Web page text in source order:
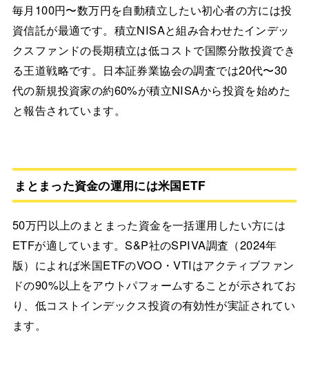
毎月100円〜数万円を自動積立したい初心者の方には投
資信託が最適です。積立NISAと組み合わせたインデッ
クスファンドの長期積立は低コストで国際分散投資でき
る王道戦略です。日本証券業協会の調査では20代〜30
代の新規投資家の約60%が積立NISAから投資を始めた
と報告されています。
まとまった資金の運用には米国ETF
50万円以上のまとまった資金を一括運用したい方には
ETFが適しています。S&P社のSPIVA調査（2024年
版）によれば米国ETFのVOO・VTIはアクティブファン
ドの90%以上をアウトパフォームすることが示されてお
り、低コストインデックス投資の有効性が実証されてい
ます。